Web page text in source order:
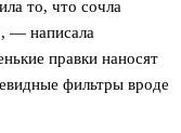
то, что сочла
— написала
правки наносят
фильтры вроде